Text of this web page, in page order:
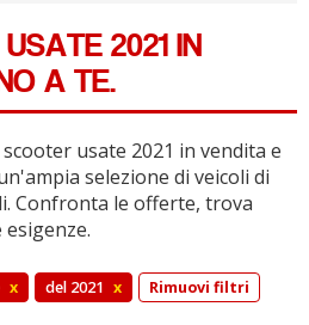
2021 IN
A TE.
usate 2021 in vendita e
selezione di veicoli di
Confronta le offerte, trova
x del 2021 x Rimuovi filtri